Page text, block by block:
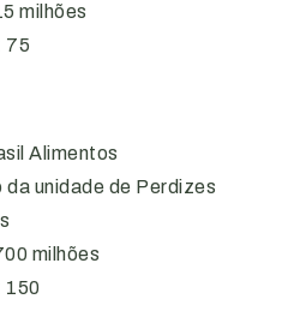
milhões
75
Alimentos
unidade de Perdizes
milhões
150